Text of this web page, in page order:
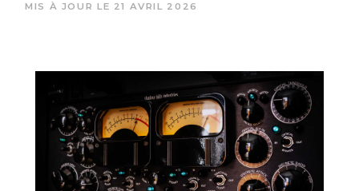
MIS À JOUR LE 21 AVRIL 2026